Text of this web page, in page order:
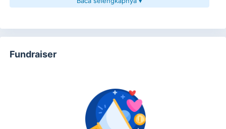
Peristiwa tersebut mengakibatkan kendaraan yang
bungsu keluarga ini meninggal dunia setelah sempat
menjalani perawatan di rumah sakit.
Sementara itu, Pak Mashudi dan seorang anaknya yang lain
Keluarga Sederhana yang Sedang Diuji
Pak Mashudi bekerja sebagai petani untuk memenuhi
Fundraiser